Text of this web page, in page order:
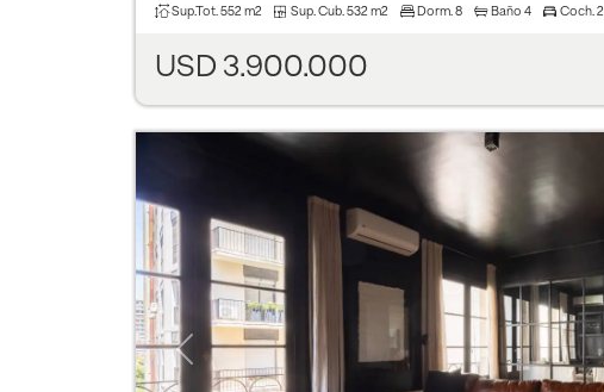
Sup.Tot. 552 m2 Sup. Cub. 532 m2 Dorm. 8 Baño 4 Coch. 2
USD 3.900.000
Previous